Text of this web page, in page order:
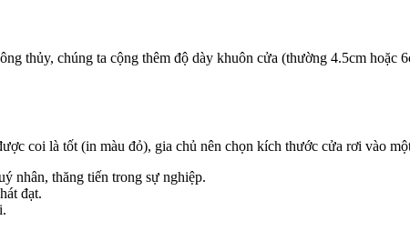
thủy, chúng ta cộng thêm độ dày khuôn cửa (thường 4.5cm
coi là tốt (in màu đỏ), gia chủ nên chọn kích thước cửa rơi vào
nhân, thăng tiến trong sự nghiệp.
đạt.